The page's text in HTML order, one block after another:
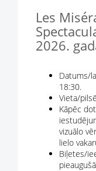
Les
2026.
Datums/
18:30.
Vieta/
Kāpēc
vizuālo
lielo
Biļetes/